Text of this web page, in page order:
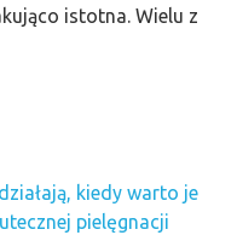
istotna. Wielu z
kiedy warto je
pielęgnacji